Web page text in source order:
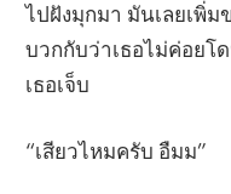
ไปฝังมุกมา มันเลยเพิ่
บวกกับว่าเธอไม่ค่อยโ
เธอเจ็บ
“เสียวไหมครับ อืมม”